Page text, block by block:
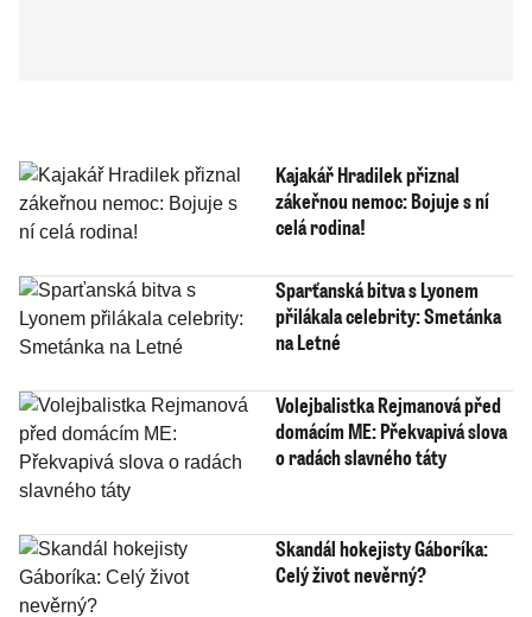
Kajakář Hradilek přiznal
zákeřnou nemoc: Bojuje s ní
celá rodina!
Sparťanská bitva s Lyonem
přilákala celebrity: Smetánka
na Letné
Volejbalistka Rejmanová před
domácím ME: Překvapivá slova
o radách slavného táty
Skandál hokejisty Gáboríka:
Celý život nevěrný?